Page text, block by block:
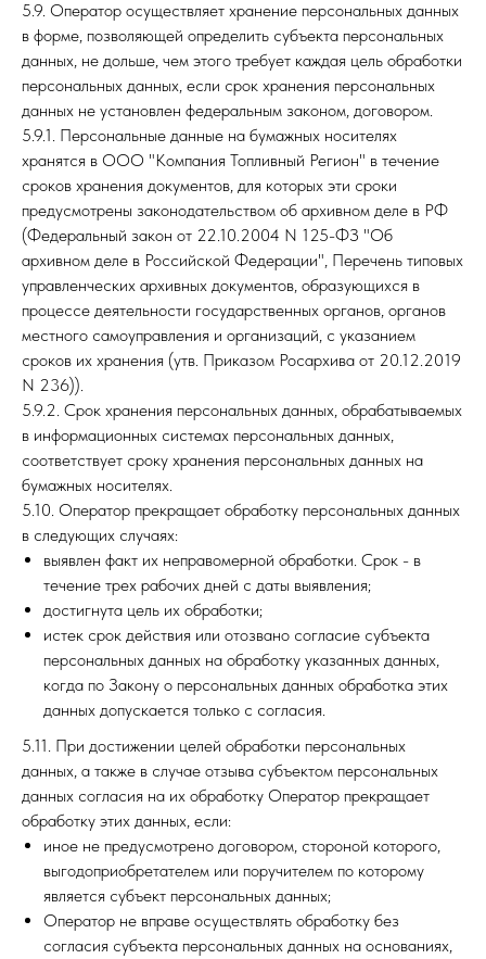
5.9. Оператор осуществляет хранение персональных данных
в форме, позволяющей определить субъекта персональных
данных, не дольше, чем этого требует каждая цель обработки
персональных данных, если срок хранения персональных
данных не установлен федеральным законом, договором.
5.9.1. Персональные данные на бумажных носителях
хранятся в ООО "Компания Топливный Регион" в течение
сроков хранения документов, для которых эти сроки
предусмотрены законодательством об архивном деле в РФ
(Федеральный закон от 22.10.2004 N 125-ФЗ "Об
архивном деле в Российской Федерации", Перечень типовых
управленческих архивных документов, образующихся в
процессе деятельности государственных органов, органов
местного самоуправления и организаций, с указанием
сроков их хранения (утв. Приказом Росархива от 20.12.2019
N 236)).
5.9.2. Срок хранения персональных данных, обрабатываемых
в информационных системах персональных данных,
соответствует сроку хранения персональных данных на
бумажных носителях.
5.10. Оператор прекращает обработку персональных данных
в следующих случаях:
выявлен факт их неправомерной обработки. Срок - в
течение трех рабочих дней с даты выявления;
достигнута цель их обработки;
истек срок действия или отозвано согласие субъекта
персональных данных на обработку указанных данных,
когда по Закону о персональных данных обработка этих
данных допускается только с согласия.
5.11. При достижении целей обработки персональных
данных, а также в случае отзыва субъектом персональных
данных согласия на их обработку Оператор прекращает
обработку этих данных, если:
иное не предусмотрено договором, стороной которого,
выгодоприобретателем или поручителем по которому
является субъект персональных данных;
Оператор не вправе осуществлять обработку без
согласия субъекта персональных данных на основаниях,